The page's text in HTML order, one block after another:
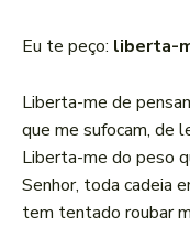
Eu te peço: liberta-
Liberta-me de
que me sufocam, de
Liberta-me do peso
Senhor, toda cadeia
tem tentado roubar